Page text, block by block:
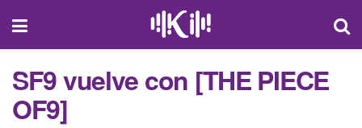
SF9 vuelve con [THE PIECE
OF9]